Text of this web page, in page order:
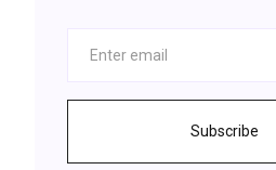
Subscribe